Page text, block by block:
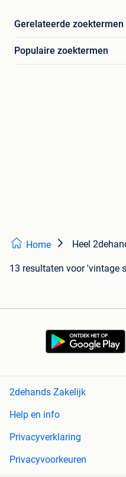
Gerelateerde zoektermen
Populaire zoektermen
Home Heel
13 resultaten voor 'vintage
2dehands Zakelijk
Help en info
Privacyverklaring
Privacyvoorkeuren